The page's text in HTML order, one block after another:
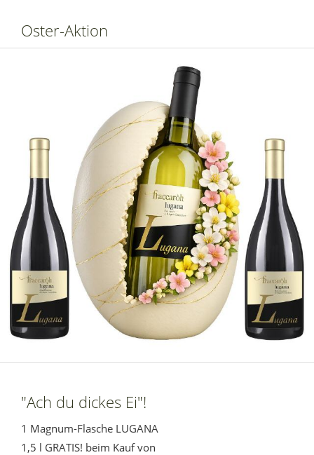
Oster-Aktion
"Ach du dickes Ei"!
1 Magnum-Flasche LUGANA
1,5 l GRATIS! beim Kauf von